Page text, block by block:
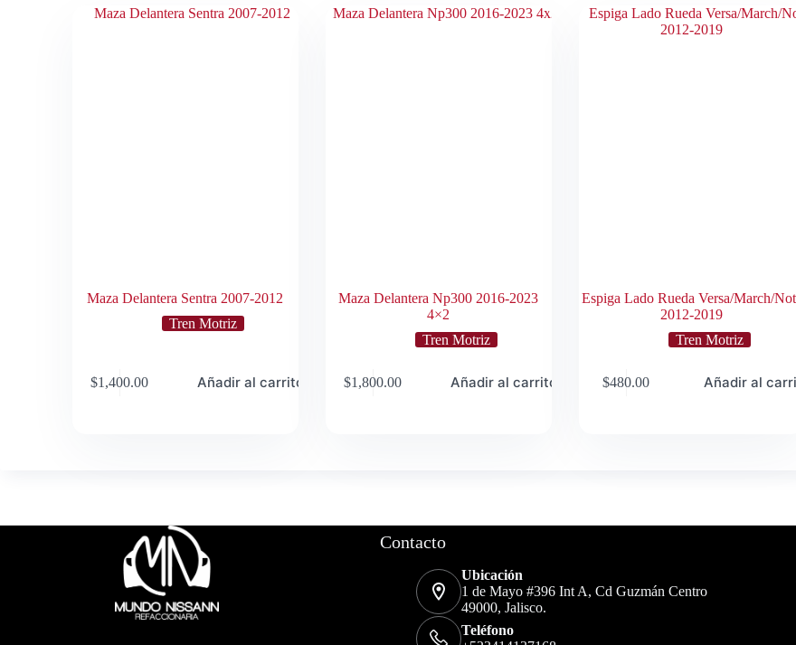
Maza Delantera Sentra 2007-2012
Tren Motriz
$1,400.00 Añadir al carrito
Maza Delantera Np300 2016-2023
4×2
Tren Motriz
$1,800.00 Añadir al carrito
Espiga Lado Rueda Versa/March/
2012-2019
Tren Motriz
$480.00 Añadir al
Contacto
Ubicación
1 de Mayo #396 Int A, Cd Guzmán Centro
49000, Jalisco.
Teléfono